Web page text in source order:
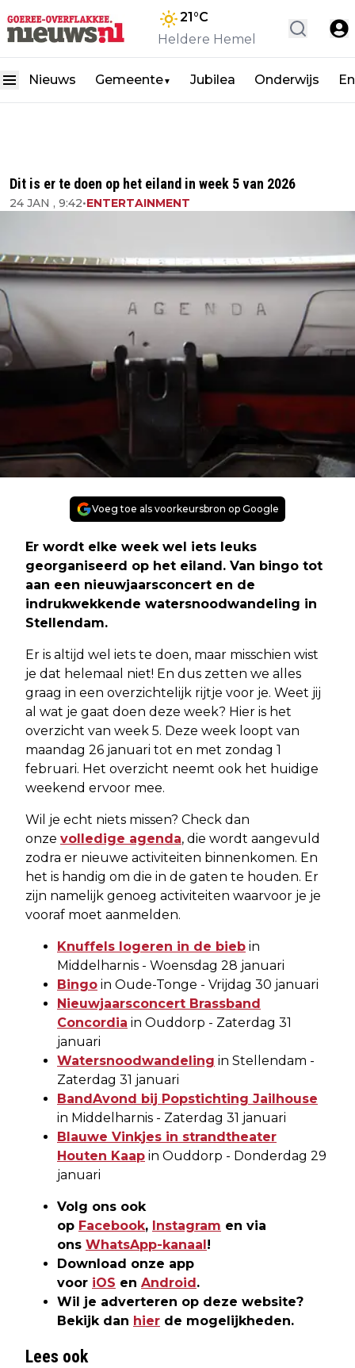
21°C
Heldere Hemel
Nieuws Gemeente▼ Jubilea Onderwijs
Dit is er te doen op het eiland in week 5 van 2026
24 JAN , 9:42•ENTERTAINMENT
Voeg toe als voorkeursbron op Google
Er wordt elke week wel iets leuks
georganiseerd op het eiland. Van bingo tot
aan een nieuwjaarsconcert en de
indrukwekkende watersnoodwandeling in
Stellendam.
Er is altijd wel iets te doen, maar misschien wist
je dat helemaal niet! En dus zetten we alles
graag in een overzichtelijk rijtje voor je. Weet jij
al wat je gaat doen deze week? Hier is het
overzicht van week 5. Deze week loopt van
maandag 26 januari tot en met zondag 1
februari. Het overzicht neemt ook het huidige
weekend ervoor mee.
Wil je echt niets missen? Check dan
onze volledige agenda, die wordt aangevuld
zodra er nieuwe activiteiten binnenkomen. En
het is handig om die in de gaten te houden. Er
zijn namelijk genoeg activiteiten waarvoor je je
vooraf moet aanmelden.
Knuffels logeren in de bieb in
Middelharnis - Woensdag 28 januari
Bingo in Oude-Tonge - Vrijdag 30 januari
Nieuwjaarsconcert Brassband
Concordia in Ouddorp - Zaterdag 31
januari
Watersnoodwandeling in Stellendam -
Zaterdag 31 januari
BandAvond bij Popstichting Jailhouse
in Middelharnis - Zaterdag 31 januari
Blauwe Vinkjes in strandtheater
Houten Kaap in Ouddorp - Donderdag 29
januari
Volg ons ook
op Facebook, Instagram en via
ons WhatsApp-kanaal !
Download onze app
voor iOS en Android .
Wil je adverteren op deze website?
Bekijk dan hier de mogelijkheden.
Lees ook